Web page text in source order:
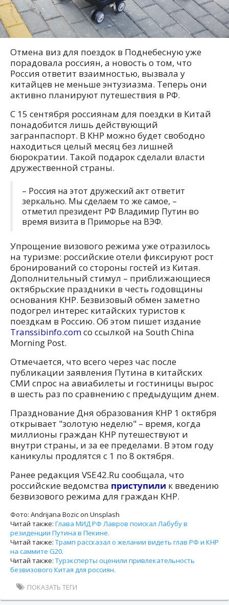
Отмена виз для поездок в Поднебесную уже
порадовала россиян, а новость о том, что
Россия ответит взаимностью, вызвала у
китайцев не меньше энтузиазма. Теперь они
активно планируют путешествия в РФ.
С 15 сентября россиянам для поездки в Китай
понадобится лишь действующий
загранпаспорт. В КНР можно будет свободно
находиться целый месяц без лишней
бюрократии. Такой подарок сделали власти
дружественной страны.
– Россия на этот дружеский акт ответит
зеркально. Мы сделаем то же самое, –
отметил президент РФ Владимир Путин во
время визита в Приморье на ВЭФ.
Упрощение визового режима уже отразилось
на туризме: российские отели фиксируют рост
бронирований со стороны гостей из Китая.
Дополнительный стимул – приближающиеся
октябрьские праздники в честь годовщины
основания КНР. Безвизовый обмен заметно
подогрел интерес китайских туристов к
поездкам в Россию. Об этом пишет издание
Transsibinfo.comсо ссылкой на South China
Morning Post.
Отмечается, что всего через час после
публикации заявления Путина в китайских
СМИ спрос на авиабилеты и гостиницы вырос
в шесть раз по сравнению с предыдущим днем.
Празднование Дня образования КНР 1 октября
открывает "золотую неделю" – время, когда
миллионы граждан КНР путешествуют и
внутри страны, и за ее пределами. В этом году
каникулы продлятся с 1 по 8 октября.
Ранее редакция VSE42.Ru сообщала, что
российские ведомства приступили к введению
безвизового режима для граждан КНР.
Фото: Andrijana Bozic on Unsplash
Читай также: Глава МИД РФ Лавров поискал Лабубу в
резиденции Путина в Пекине.
Читай также: Трамп рассказал о желании видеть глав РФ и КНР
на саммите G20.
Читай также: Турэксперты оценили привлекательность
безвизового Китая для россиян.
ПОКАЗАТЬ ТЕГИ